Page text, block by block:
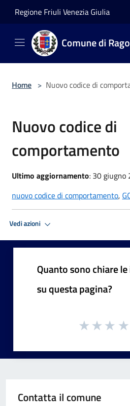
Regione Friuli Venezia Giulia
Comune di
Home > Nuovo codice di
Nuovo codice di
comportamento
Ultimo aggiornamento: 30 giugno
nuovo codice di comportamento,
Vedi azioni
Quanto sono chiare
su questa pagina?
Contatta il comune